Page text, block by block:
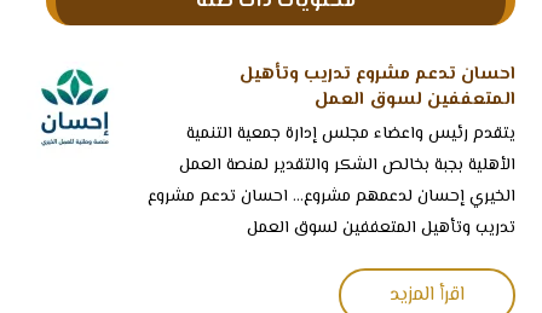
احسان تدعم مشروع تدريب وتأهيل
المتعففين لسوق العمل
‏يتقدم رئيس واعضاء مجلس إدارة جمعية التنمية
الأهلية بجبة بخالص الشكر والتقدير لمنصة العمل
الخيري إحسان لدعمهم مشروع... احسان تدعم مشروع
تدريب وتأهيل المتعففين لسوق العمل
اقرأ المزيد